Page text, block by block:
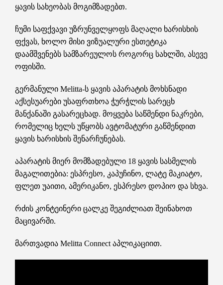
ყავის სახეობას მოგიმზადებთ.
ჩუმი საფქვავი უზრუნველყოფს მაღალი ხარისხის
ფქვას, ხოლო მისი ვიზუალური ესთეტიკა
დაამშვენებს სამზარეულოს როგორც სახლში, ასევე
ოფისში.
გერმანული Melitta-ს ყავის აპარატის მოხსნადი
აქსესუარები უსაფრთხოა ჭურჭლის სარეცხ
მანქანაში გასარეცხად. მოყვება საწმენდი ნაკრები,
რომელიც ხელს უწყობს ავტომატური გაწმენდით
ყავის ხარისხის შენარჩუნებას.
აპარატის მიერ მომზადებული 18 ყავის სასმელის
მაგალითებია: ესპრესო, კაპუჩინო, ლატე მაკიატო,
ფლეთ უაითი, ამერიკანო, ესპრესო დოპიო და სხვა.
რძის კონტეინერი ცალკე შეგიძლიათ შეინახოთ
მაცივარში.
მართვადია Melitta Connect აპლიკაციით.